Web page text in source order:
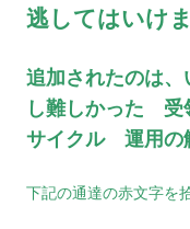
逃してはいけま
追加されたのは
し難しかった
サイクル 運用の
下記の通達の赤文字を